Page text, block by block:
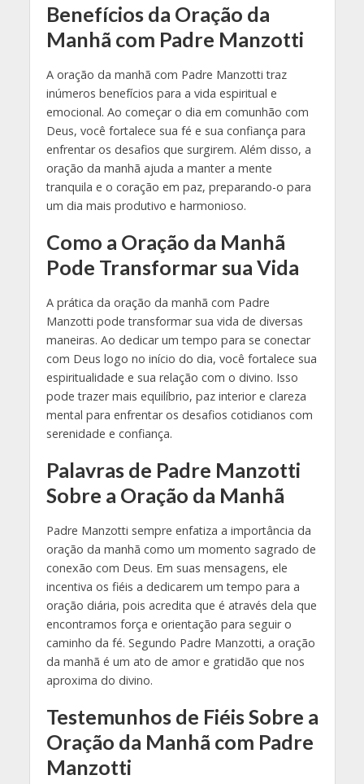
Benefícios da Oração da
Manhã com Padre Manzotti
A oração da manhã com Padre Manzotti traz
inúmeros benefícios para a vida espiritual e
emocional. Ao começar o dia em comunhão com
Deus, você fortalece sua fé e sua confiança para
enfrentar os desafios que surgirem. Além disso, a
oração da manhã ajuda a manter a mente
tranquila e o coração em paz, preparando-o para
um dia mais produtivo e harmonioso.
Como a Oração da Manhã
Pode Transformar sua Vida
A prática da oração da manhã com Padre
Manzotti pode transformar sua vida de diversas
maneiras. Ao dedicar um tempo para se conectar
com Deus logo no início do dia, você fortalece sua
espiritualidade e sua relação com o divino. Isso
pode trazer mais equilíbrio, paz interior e clareza
mental para enfrentar os desafios cotidianos com
serenidade e confiança.
Palavras de Padre Manzotti
Sobre a Oração da Manhã
Padre Manzotti sempre enfatiza a importância da
oração da manhã como um momento sagrado de
conexão com Deus. Em suas mensagens, ele
incentiva os fiéis a dedicarem um tempo para a
oração diária, pois acredita que é através dela que
encontramos força e orientação para seguir o
caminho da fé. Segundo Padre Manzotti, a oração
da manhã é um ato de amor e gratidão que nos
aproxima do divino.
Testemunhos de Fiéis Sobre a
Oração da Manhã com Padre
Manzotti